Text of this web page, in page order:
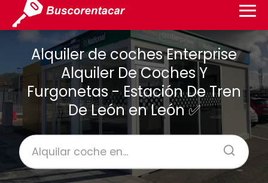
Alquiler de coches Enterprise
Alquiler De Coches Y
Furgonetas - Estación De Tren
De León en León ✅